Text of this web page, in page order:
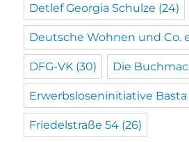
Detlef Georgia Schulze (24)
Deutsche Wohnen und Co.
DFG-VK (30) Die
Erwerbsloseninitiative Basta
Friedelstraße 54 (26)